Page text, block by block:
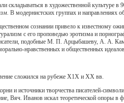
складываться в художественной культуре
В модернистских группах и направлениях
сознании привело к известному
с его проповедью эротизма и
подобные М. П. Арцыбашеву, А. А.
нравственных и общественных
сложился на рубеже Х1Х и ХХ вв.
и источники творчества писателей-
Вяч. Иванов искал теоретической